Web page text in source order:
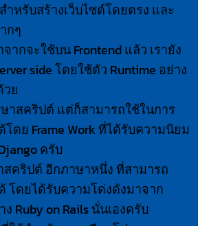
ำหรับสร้างเว็บไซต์โดยตรง และ
กๆ
ากจะใช้บน Frontend แล้ว เรายัง
side โดยใช้ตัว Runtime อย่าง
วย
าสคริปต์ แต่ก็สามารถใช้ในการ
โดย Frame Work ที่ได้รับความนิยม
ครับ
สคริปต์ อีกภาษาหนึ่ง ที่สามารถ
โดยได้รับความโด่งดังมาจาก
ง Ruby on Rails นั่นเองครับ